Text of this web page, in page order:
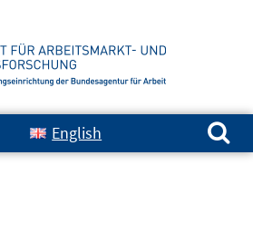
English
Suchen nach: